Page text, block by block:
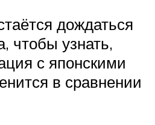
дождаться
чтобы узнать,
с японскими
в сравнении